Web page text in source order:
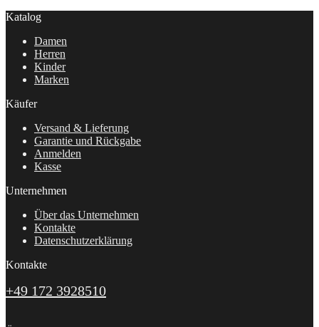
Katalog
Damen
Herren
Kinder
Marken
Käufer
Versand & Lieferung
Garantie und Rückgabe
Anmelden
Kasse
Unternehmen
Über das Unternehmen
Kontakte
Datenschutzerklärung
Kontakte
+49 172 3928510